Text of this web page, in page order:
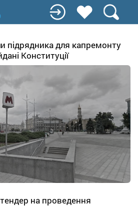
підрядника для капремонту
Конституції
на проведення